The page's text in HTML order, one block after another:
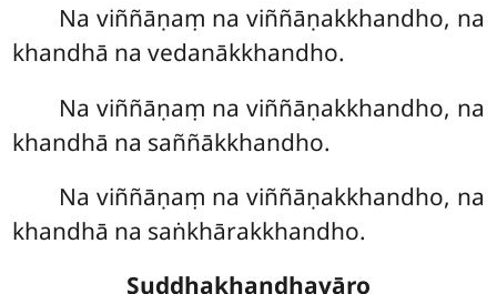
Na viññāṇaṃ na viññāṇakkhandho, na
khandhā na vedanākkhandho.
Na viññāṇaṃ na viññāṇakkhandho, na
khandhā na saññākkhandho.
Na viññāṇaṃ na viññāṇakkhandho, na
khandhā na saṅkhārakkhandho.
Suddhakhandhavāro